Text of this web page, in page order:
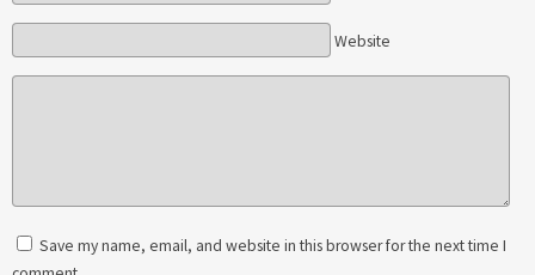
Website
Save my name, email, and website in this browser for the next time I